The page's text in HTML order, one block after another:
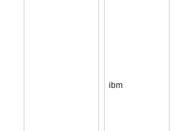
ibm